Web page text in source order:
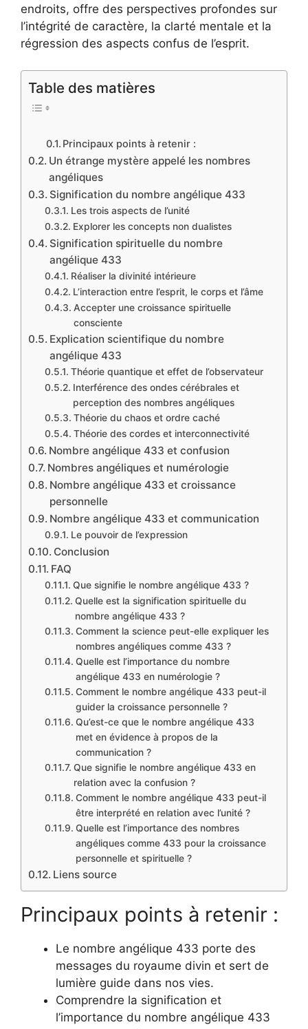
endroits, offre des perspectives profondes sur
l’intégrité de caractère, la clarté mentale et la
régression des aspects confus de l’esprit.
Table des matières
Principaux points à retenir :
Un étrange mystère appelé les nombres
angéliques
Signification du nombre angélique 433
Les trois aspects de l’unité
Explorer les concepts non dualistes
Signification spirituelle du nombre
angélique 433
Réaliser la divinité intérieure
L’interaction entre l’esprit, le corps et l’âme
Accepter une croissance spirituelle
consciente
Explication scientifique du nombre
angélique 433
Théorie quantique et effet de l’observateur
Interférence des ondes cérébrales et
perception des nombres angéliques
Théorie du chaos et ordre caché
Théorie des cordes et interconnectivité
Nombre angélique 433 et confusion
Nombres angéliques et numérologie
Nombre angélique 433 et croissance
personnelle
Nombre angélique 433 et communication
Le pouvoir de l’expression
Conclusion
FAQ
Que signifie le nombre angélique 433 ?
Quelle est la signification spirituelle du
nombre angélique 433 ?
Comment la science peut-elle expliquer les
nombres angéliques comme 433 ?
Quelle est l’importance du nombre
angélique 433 en numérologie ?
Comment le nombre angélique 433 peut-il
guider la croissance personnelle ?
Qu’est-ce que le nombre angélique 433
met en évidence à propos de la
communication ?
Que signifie le nombre angélique 433 en
relation avec la confusion ?
Comment le nombre angélique 433 peut-il
être interprété en relation avec l’unité ?
Quelle est l’importance des nombres
angéliques comme 433 pour la croissance
personnelle et spirituelle ?
Liens source
Principaux points à retenir :
Le nombre angélique 433 porte des
messages du royaume divin et sert de
lumière guide dans nos vies.
Comprendre la signification et
l’importance du nombre angélique 433